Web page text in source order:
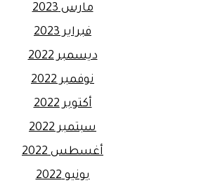
مارس 2023
فبراير 2023
ديسمبر 2022
نوفمبر 2022
أكتوبر 2022
سبتمبر 2022
أغسطس 2022
يونيو 2022